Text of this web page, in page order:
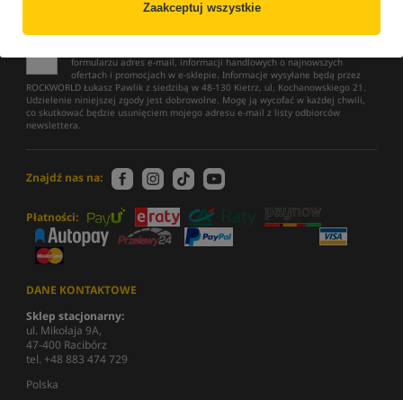
Zaakceptuj wszystkie
formularzu adres e-mail, informacji handlowych o najnowszych
ofertach i promocjach w e-sklepie. Informacje wysyłane będą przez
ROCKWORLD Łukasz Pawlik z siedzibą w 48-130 Kietrz, ul. Kochanowskiego 21.
Udzielenie niniejszej zgody jest dobrowolne. Mogę ją wycofać w każdej chwili,
co skutkować będzie usunięciem mojego adresu e-mail z listy odbiorców
newslettera.
Znajdź nas na:
Płatności:
DANE KONTAKTOWE
Sklep stacjonarny:
ul. Mikołaja 9A,
47-400 Racibórz
tel. +48 883 474 729
Polska